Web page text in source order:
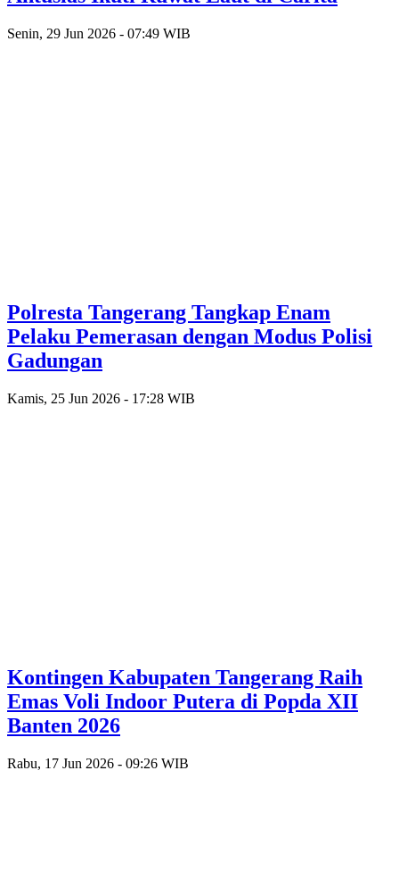
Senin, 29 Jun 2026 - 07:49 WIB
Polresta Tangerang Tangkap Enam
Pelaku Pemerasan dengan Modus Polisi
Gadungan
Kamis, 25 Jun 2026 - 17:28 WIB
Kontingen Kabupaten Tangerang Raih
Emas Voli Indoor Putera di Popda XII
Banten 2026
Rabu, 17 Jun 2026 - 09:26 WIB